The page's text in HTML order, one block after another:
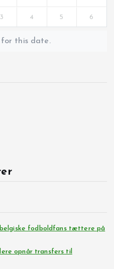
3 4 5 6
for this date.
fodboldfans tættere på
opnår transfers til